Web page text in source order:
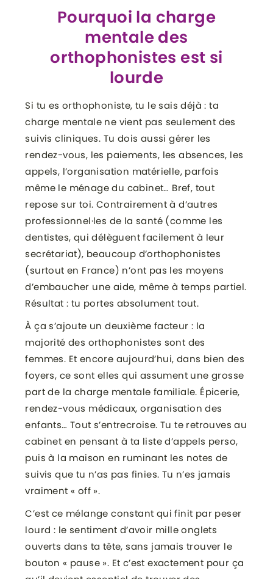
Pourquoi la charge
mentale des
orthophonistes est si
lourde
Si tu es orthophoniste, tu le sais déjà : ta
charge mentale ne vient pas seulement des
suivis cliniques. Tu dois aussi gérer les
rendez-vous, les paiements, les absences, les
appels, l’organisation matérielle, parfois
même le ménage du cabinet… Bref, tout
repose sur toi. Contrairement à d’autres
professionnel·les de la santé (comme les
dentistes, qui délèguent facilement à leur
secrétariat), beaucoup d’orthophonistes
(surtout en France) n’ont pas les moyens
d’embaucher une aide, même à temps partiel.
Résultat : tu portes absolument tout.
À ça s’ajoute un deuxième facteur : la
majorité des orthophonistes sont des
femmes. Et encore aujourd’hui, dans bien des
foyers, ce sont elles qui assument une grosse
part de la charge mentale familiale. Épicerie,
rendez-vous médicaux, organisation des
enfants… Tout s’entrecroise. Tu te retrouves au
cabinet en pensant à ta liste d’appels perso,
puis à la maison en ruminant les notes de
suivis que tu n’as pas finies. Tu n’es jamais
vraiment « off ».
C’est ce mélange constant qui finit par peser
lourd : le sentiment d’avoir mille onglets
ouverts dans ta tête, sans jamais trouver le
bouton « pause ». Et c’est exactement pour ça